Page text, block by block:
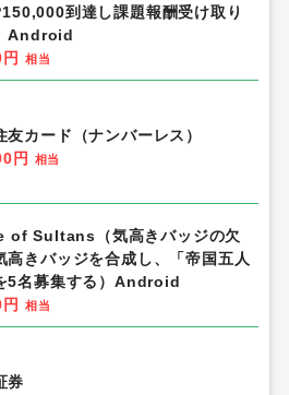
到達し課題報酬受け取り
Android
相当
友カード（ナンバーレス）
円
相当
of Sultans（気高きバッジの欠
高きバッジを合成し、「帝国五人
5名募集する）Android
相当
券